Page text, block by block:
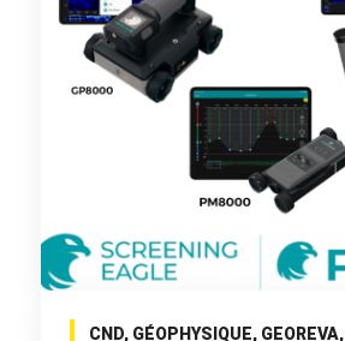
CND, GÉOPHYSIQUE, GEOREVA,